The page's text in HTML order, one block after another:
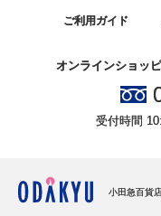
ご利用ガイド
オンラインショッ
受付時間
小田急百貨